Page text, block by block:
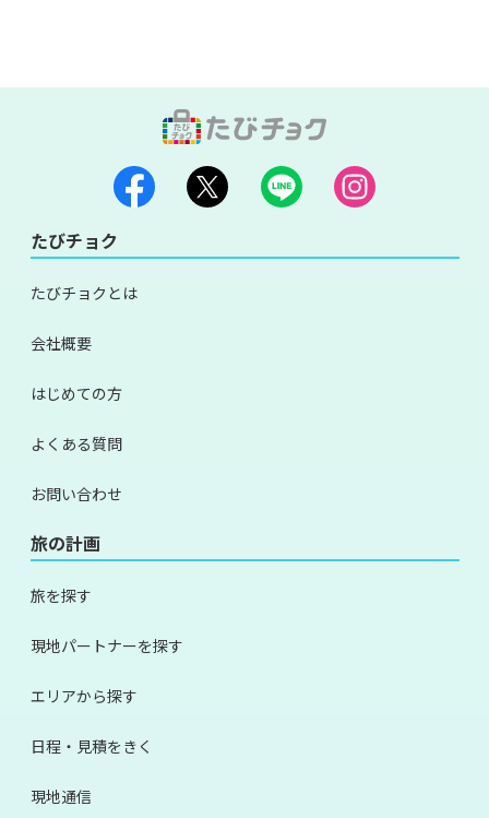
たびチョク
たびチョクとは
会社概要
はじめての方
よくある質問
お問い合わせ
旅の計画
旅を探す
現地パートナーを探す
エリアから探す
日程・見積をきく
現地通信